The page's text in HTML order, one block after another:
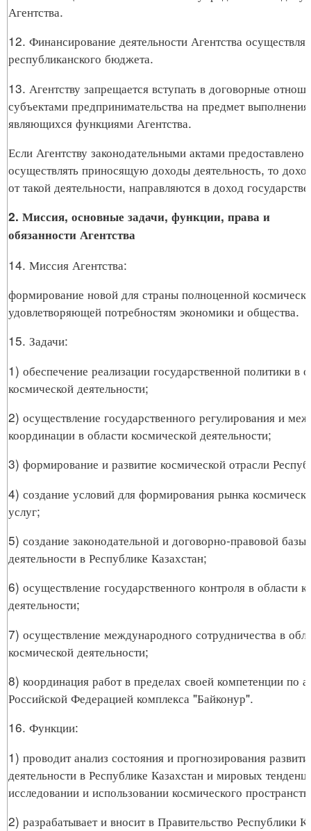
Агентства.
12. Финансирование деятельности Агентства
республиканского бюджета.
13. Агентству запрещается вступать в договорные
субъектами предпринимательства на предмет
являющихся функциями Агентства.
Если Агентству законодательными актами предоставлено
осуществлять приносящую доходы деятельность, то
от такой деятельности, направляются в доход
2. Миссия, основные задачи, функции, права и
обязанности Агентства
14. Миссия Агентства:
формирование новой для страны полноценной
удовлетворяющей потребностям экономики и общества.
15. Задачи:
1) обеспечение реализации государственной политики в
космической деятельности;
2) осуществление государственного регулирования и
координации в области космической деятельности;
3) формирование и развитие космической отрасли
4) создание условий для формирования рынка
услуг;
5) создание законодательной и договорно-правовой базы
деятельности в Республике Казахстан;
6) осуществление государственного контроля в области
деятельности;
7) осуществление международного сотрудничества в
космической деятельности;
8) координация работ в пределах своей компетенции по
Российской Федерацией комплекса "Байконур".
16. Функции:
1) проводит анализ состояния и прогнозирования
деятельности в Республике Казахстан и мировых
исследовании и использовании космического
2) разрабатывает и вносит в Правительство Республики